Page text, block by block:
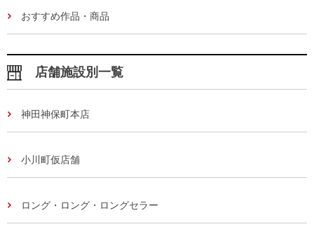
おすすめ作品・商品
店舗施設別一覧
神田神保町本店
小川町仮店舗
ロング・ロング・ロングセラー